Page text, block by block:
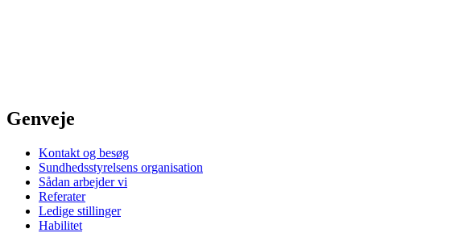
Genveje
Kontakt og besøg
Sundhedsstyrelsens organisation
Sådan arbejder vi
Referater
Ledige stillinger
Habilitet